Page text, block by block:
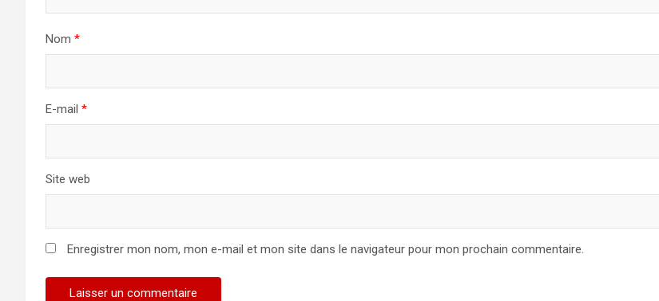
Nom *
E-mail *
Site web
Enregistrer mon nom, mon e-mail et mon site dans le navigateur pour mon prochain commentaire.